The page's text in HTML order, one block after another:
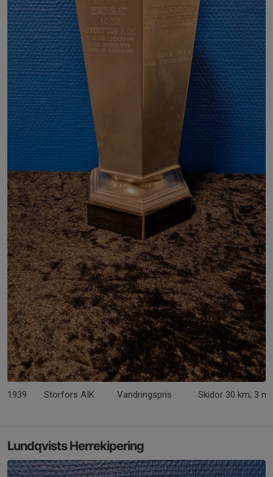
1939 Storfors AIK Vandringspris Skidor 30 km, 3
Lundqvists Herrekipering